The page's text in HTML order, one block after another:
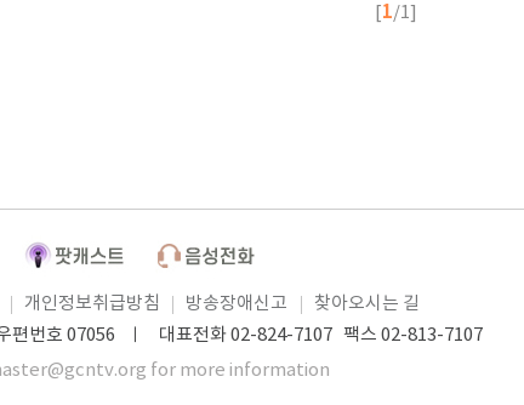
[1/1]
개인정보취급방침 방송장애신고
찾아오시는 길
우편번호 07056 ㅣ 대표전화 02-824-7107 팩스 02-813-7107
for more information